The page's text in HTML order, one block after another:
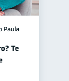
Paula
Te